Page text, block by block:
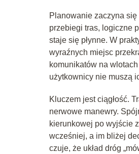
Planowanie zaczyna
przebiegi tras, logiczne
staje się płynne. W
wyraźnych miejsc
komunikatów na
użytkownicy nie muszą
Kluczem jest ciągłość.
nerwowe manewry.
kierunkowej po wyjście
wcześniej, a im bliżej
czuje, że układ dróg